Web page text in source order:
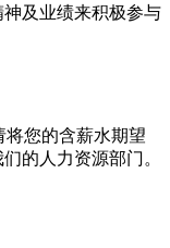
及业绩来积极参与
将您的含薪水期望
的人力资源部门。